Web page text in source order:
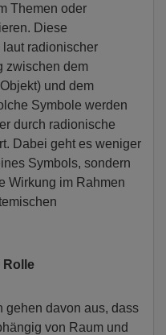
Themen oder
Diese
radionischer
zwischen dem
und dem
Symbole werden
durch radionische
Dabei geht es weniger
Symbols, sondern
Wirkung im Rahmen
Rolle
gehen davon aus, dass
von Raum und